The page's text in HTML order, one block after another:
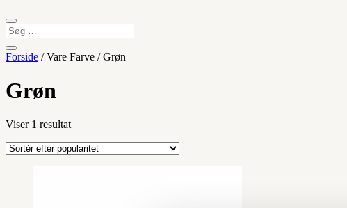
Forside / Vare Farve / Grøn
Grøn
Viser 1 resultat